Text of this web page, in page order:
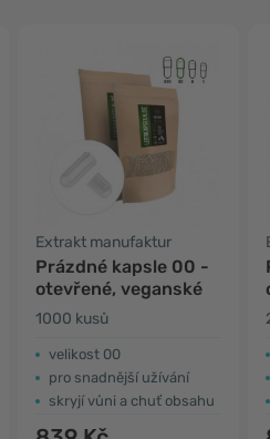
Extrakt manufaktur
Prázdné kapsle 00 -
otevřené, veganské
1000 kusů
velikost 00
pro snadnější užívání
skryjí vůni a chuť obsahu